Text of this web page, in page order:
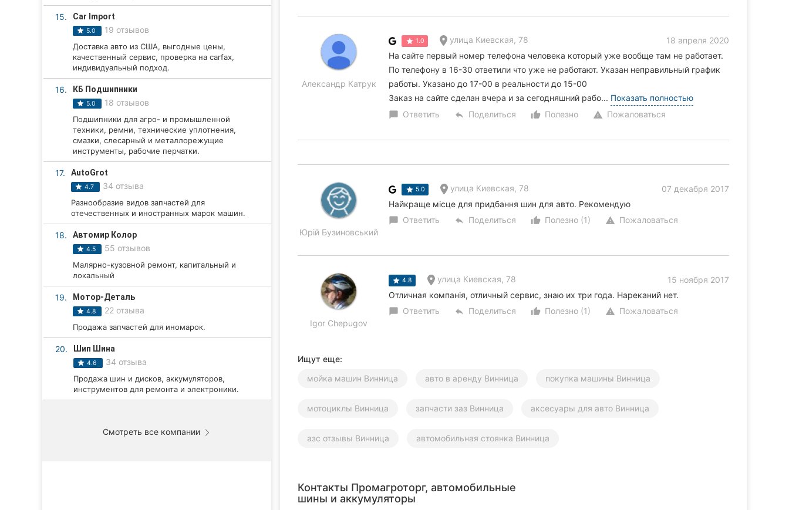
15. Car Import
5.0 19 отзывов
Доставка авто из США, выгодные цены,
качественный сервис, проверка на carfax,
индивидуальный подход.
16. КБ Подшипники
5.0 18 отзывов
Подшипники для агро- и промышленной
техники, ремни, технические уплотнения,
смазки, слесарный и металлорежущие
инструменты, рабочие перчатки.
17. AutoGrot
4.7 34 отзыва
Разнообразие видов запчастей для
отечественных и иностранных марок машин.
18. Автомир Колор
4.5 55 отзывов
Малярно-кузовной ремонт, капитальный и
локальный
19. Мотор-Деталь
4.8 22 отзыва
Продажа запчастей для иномарок.
20. Шип Шина
4.6 34 отзыва
Продажа шин и дисков, аккумуляторов,
инструментов для ремонта и электроники.
Смотреть все компании
Александр Катрук
1.0 улица Киевская, 78
18 апреля 2020
На сайте первый номер телефона человека который уже вообще там не работает.
По телефону в 16-30 ответили что уже не работают. Указан неправильный график
работы. Указано до 17-00 в реальности до 15-00
Заказ на сайте сделан вчера и за сегодняшний рабо... Показать полностью
chat_bubble Ответить reply Поделиться thumb_up_alt
Полезно warning Пожаловаться
Юрій Бузиновський
5.0 улица Киевская, 78
07 декабря 2017
Найкраще місце для придбання шин для авто. Рекомендую
chat_bubble Ответить reply Поделиться thumb_up_alt
Полезно (1) warning Пожаловаться
Igor Chepugov
4.8 улица Киевская, 78
15 ноября 2017
Отличная компанія, отличный сервис, знаю их три года. Нареканий нет.
chat_bubble Ответить reply Поделиться thumb_up_alt
Полезно (1) warning Пожаловаться
Ищут еще:
мойка машин Винница
авто в аренду Винница покупка машины Винница
мотоциклы Винница запчасти заз Винница аксесуары для авто Винница
азс отзывы Винница автомобильная стоянка Винница
Контакты Промагроторг, автомобильные
шины и аккумуляторы